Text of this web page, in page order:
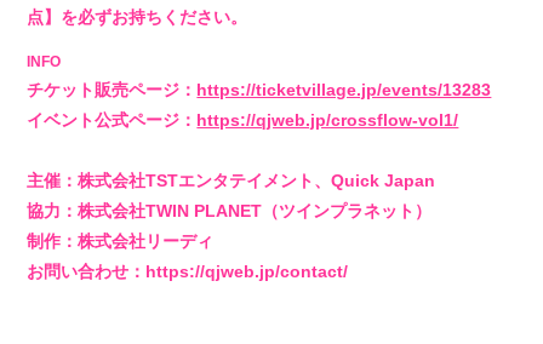
点】を必ずお持ちください。
INFO
チケット販売ページ： https://ticketvillage.jp/events/13283
イベント公式ページ： https://qjweb.jp/crossflow-vol1/
主催：株式会社TSTエンタテイメント、Quick Japan
協力：株式会社TWIN PLANET（ツインプラネット）
制作：株式会社リーディ
お問い合わせ：https://qjweb.jp/contact/